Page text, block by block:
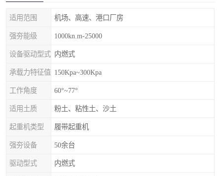
适用范围 机场、高速、港口厂房
强夯能级 1000kn.m-25000
设备驱动型式 内燃式
承载力特征值 150Kpa~300Kpa
工作角度 60°~77°
适用土质 粉土、粘性土、沙土
起重机类型 履带起重机
强夯设备 50余台
驱动型式 内燃式